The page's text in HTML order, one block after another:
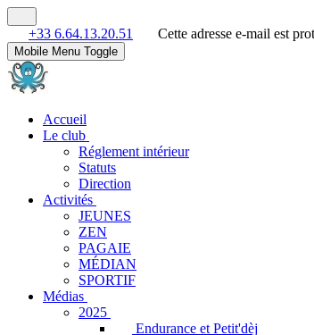
+33 6.64.13.20.51 Cette adresse e-mail est
Mobile Menu Toggle
Accueil
Le club
Réglement intérieur
Statuts
Direction
Activités
JEUNES
ZEN
PAGAIE
MÉDIAN
SPORTIF
Médias
2025
Endurance et Petit'dèj